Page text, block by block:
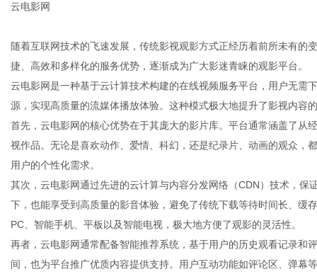
云电影网
随着互联网技术的飞速发展，传统影视观影方式正经历着前所未有的
捷、高效和多样化的服务优势，逐渐成为广大影迷青睐的观影平台。
云电影网是一种基于云计算技术构建的在线视频服务平台，用户无需
源，实现高质量的流媒体播放体验。这种模式极大地提升了影视内容
首先，云电影网的核心优势在于其庞大的影片库。平台通常涵盖了从
视作品。无论是喜欢动作、爱情、科幻，还是纪录片、动画的观众，
用户的个性化需求。
其次，云电影网通过先进的云计算与内容分发网络（CDN）技术，
下，也能享受到高质量的影音体验，避免了传统下载等待时间长、缓
PC、智能手机、平板以及智能电视，极大地方便了观影的灵活性。
再者，云电影网通常配备智能推荐系统，基于用户的历史观看记录和
间，也为平台推广优质内容提供支持。用户互动功能如评论区、弹幕